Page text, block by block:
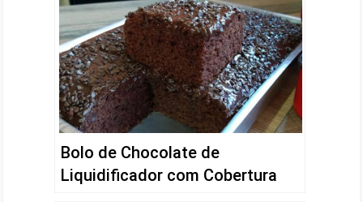
Bolo de Chocolate de
Liquidificador com Cobertura